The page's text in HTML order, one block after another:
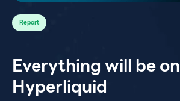
Report
Everything will be on
Hyperliquid